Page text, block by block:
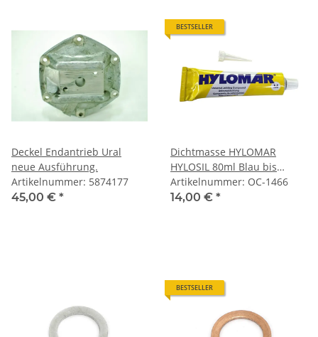
Deckel Endantrieb Ural
neue Ausführung.
Artikelnummer: 5874177
45,00 € *
BESTSELLER
Dichtmasse HYLOMAR
HYLOSIL 80ml Blau bis
180°C.
Artikelnummer: OC-1466
14,00 € *
BESTSELLER